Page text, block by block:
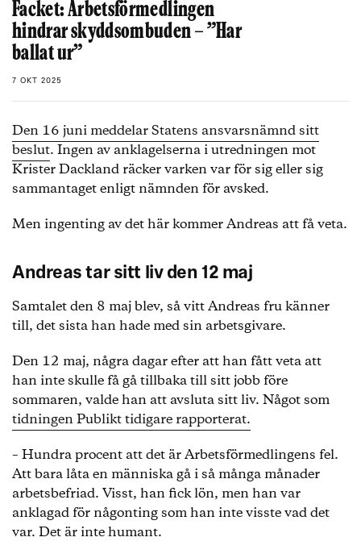
Facket: Arbetsförmedlingen
hindrar skyddsombuden – ”Har
ballat ur”
7 OKT 2025
Den 16 juni meddelar Statens ansvarsnämnd sitt
beslut. Ingen av anklagelserna i utredningen mot
Krister Dackland räcker varken var för sig eller sig
sammantaget enligt nämnden för avsked.
Men ingenting av det här kommer Andreas att få veta.
Andreas tar sitt liv den 12 maj
Samtalet den 8 maj blev, så vitt Andreas fru känner
till, det sista han hade med sin arbetsgivare.
Den 12 maj, några dagar efter att han fått veta att
han inte skulle få gå tillbaka till sitt jobb före
sommaren, valde han att avsluta sitt liv. Något som
tidningen Publikt tidigare rapporterat.
– Hundra procent att det är Arbetsförmedlingens fel.
Att bara låta en människa gå i så många månader
arbetsbefriad. Visst, han fick lön, men han var
anklagad för någonting som han inte visste vad det
var. Det är inte humant.